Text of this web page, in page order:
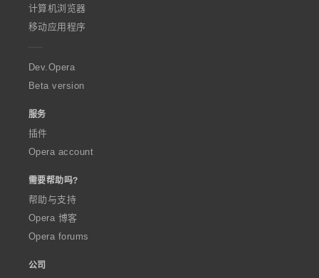
O
p
e
a
计算机浏览器
移动应用程序
Dev.Opera
Beta version
服务
插件
Opera account
需要帮助吗?
帮助与支持
Opera 博客
Opera forums
公司